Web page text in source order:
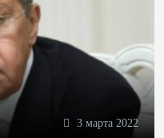
3 марта 2022